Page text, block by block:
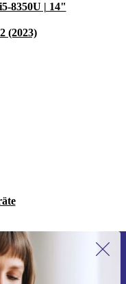
8350U | 14"
(2023)
anmelden,